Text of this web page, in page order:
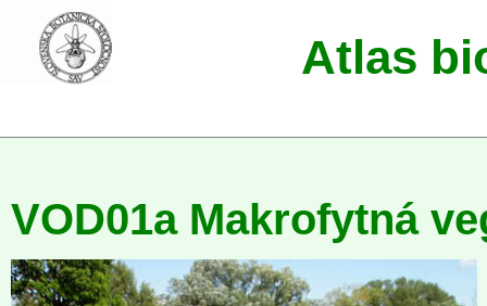
Atlas
VOD01a Makrofytná